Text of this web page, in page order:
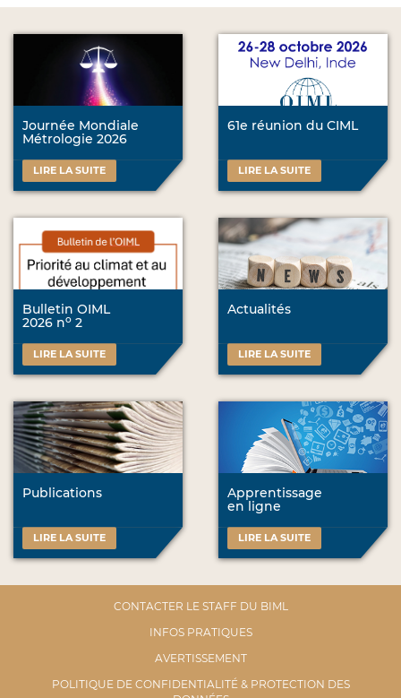
Journée Mondiale
Métrologie 2026
LIRE LA SUITE
61e réunion du CIML
LIRE LA SUITE
Bulletin OIML
2026 no 2
LIRE LA SUITE
Actualités
LIRE LA SUITE
Publications
LIRE LA SUITE
Apprentissage
en ligne
LIRE LA SUITE
CONTACTER LE STAFF DU BIML
INFOS PRATIQUES
AVERTISSEMENT
POLITIQUE DE CONFIDENTIALITÉ & PROTECTION DES